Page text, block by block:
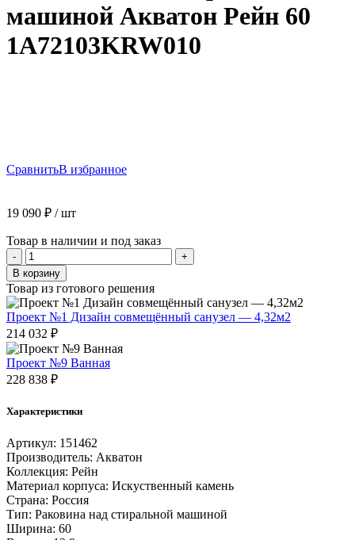
машиной Акватон Рейн 60
1A72103KRW010
СравнитьВ избранное
19 090 ₽ / шт
Товар в наличии и под заказ
-
Количество
товара
Раковина
над
стиральной
машиной
Акватон
Рейн
60
1A72103KRW010
+
В корзину
Товар из готового решения
Проект №1 Дизайн совмещённый санузел — 4,32м2
214 032 ₽
Проект №9 Ванная
228 838 ₽
Характеристики
Артикул: 151462
Производитель: Акватон
Коллекция: Рейн
Материал корпуса: Искуственный камень
Страна: Россия
Тип: Раковина над стиральной машиной
Ширина: 60